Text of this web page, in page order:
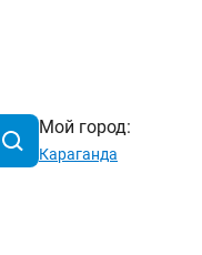
Мой город:
Караганда